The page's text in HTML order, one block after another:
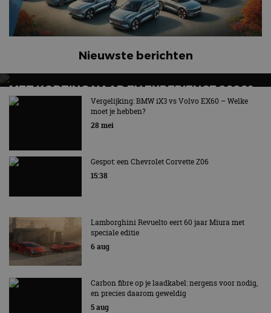
Nieuwste berichten
MET KORTING NAAR EV EXPERIENCE 2026?
AUTORAI REGELT HET!
EV Experience 2026 van 24 tot 26 september
Vergelijking: BMW iX3 vs Volvo EX60 – Welke
moet je hebben?
28 mei
Gespot: een Chevrolet Corvette Z06
15:38
Lamborghini Revuelto eert 60 jaar Miura met
speciale editie
6 aug
Carbon fibre op je laadkabel: nergens voor nodig,
en precies daarom geweldig
5 aug